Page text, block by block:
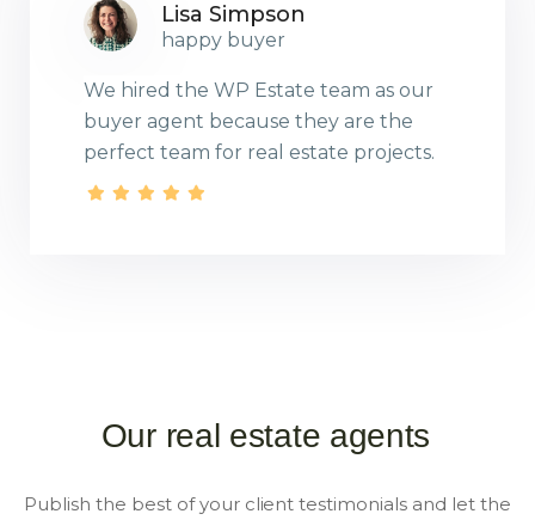
Lisa Simpson
happy buyer
We hired the WP Estate team as our
buyer agent because they are the
perfect team for real estate projects.
Our real estate agents
Publish the best of your client testimonials and let the